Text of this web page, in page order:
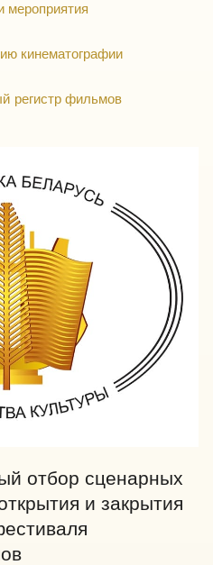
мероприятия
кинематографии
регистр фильмов
отбор сценарных
и закрытия